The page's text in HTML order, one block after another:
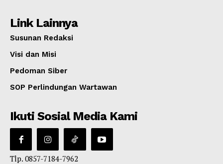
Link Lainnya
Susunan Redaksi
Visi dan Misi
Pedoman Siber
SOP Perlindungan Wartawan
Ikuti Sosial Media Kami
Tlp. 0857-7184-7962